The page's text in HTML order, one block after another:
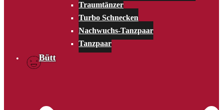
Traumtänzer
Turbo Schnecken
Nachwuchs-Tanzpaar
Tanzpaar
Bütt